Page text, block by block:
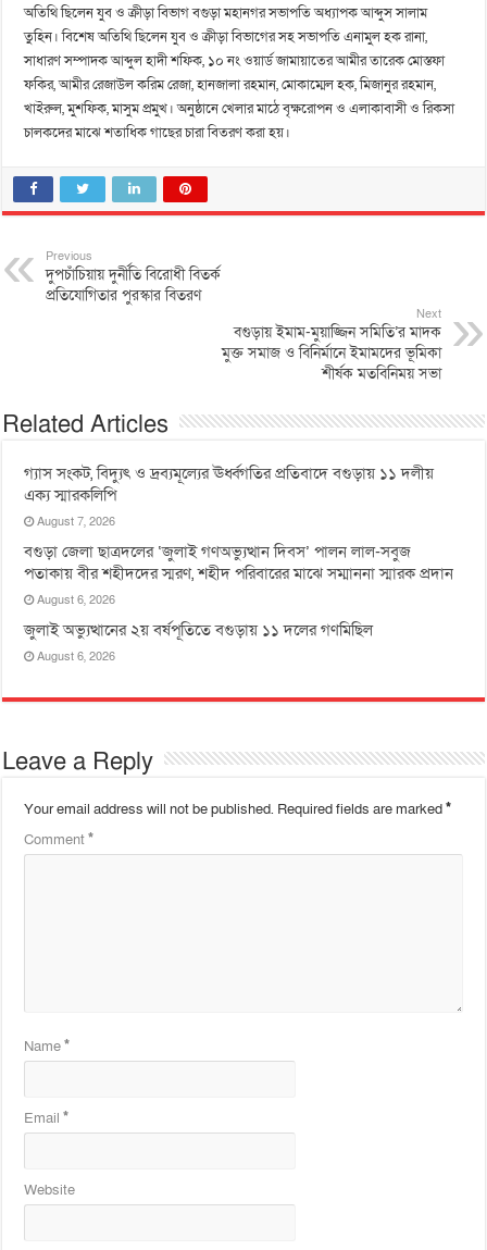
অতিথি ছিলেন যুব ও ক্রীড়া বিভাগ বগুড়া মহানগর সভাপতি অধ্যাপক আব্দুস সালাম
তুহিন। বিশেষ অতিথি ছিলেন যুব ও ক্রীড়া বিভাগের সহ সভাপতি এনামুল হক রানা,
সাধারণ সম্পাদক আব্দুল হাদী শফিক, ১০ নং ওয়ার্ড জামায়াতের আমীর তারেক মোস্তফা
ফকির, আমীর রেজাউল করিম রেজা, হানজালা রহমান, মোকাম্মেল হক, মিজানুর রহমান,
খাইরুল, মুশফিক, মাসুম প্রমুখ। অনুষ্ঠানে খেলার মাঠে বৃক্ষরোপন ও এলাকাবাসী ও রিকসা
চালকদের মাঝে শতাধিক গাছের চারা বিতরণ করা হয়।
Previous
দুপচাঁচিয়ায় দুর্নীতি বিরোধী বিতর্ক
প্রতিযোগিতার পুরস্কার বিতরণ
Next
বগুড়ায় ইমাম-মুয়াজ্জিন সমিতি’র মাদক
মুক্ত সমাজ ও বিনির্মানে ইমামদের ভূমিকা
শীর্ষক মতবিনিময় সভা
Related Articles
গ্যাস সংকট, বিদ্যুৎ ও দ্রব্যমূল্যের ঊর্ধ্বগতির প্রতিবাদে বগুড়ায় ১১ দলীয়
এক্য স্মারকলিপি
August 7, 2026
বগুড়া জেলা ছাত্রদলের ‘জুলাই গণঅভ্যুত্থান দিবস’ পালন লাল-সবুজ
পতাকায় বীর শহীদদের স্মরণ, শহীদ পরিবারের মাঝে সম্মাননা স্মারক প্রদান
August 6, 2026
জুলাই অভ্যুত্থানের ২য় বর্ষপূতিতে বগুড়ায় ১১ দলের গণমিছিল
August 6, 2026
Leave a Reply
Your email address will not be published. Required fields are marked*
Comment*
Name*
Email*
Website